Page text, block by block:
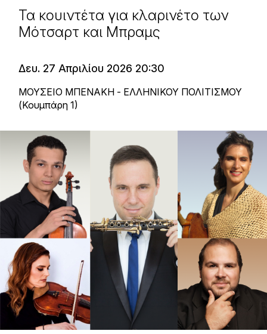
Τα κουιντέτα για κλαρινέτο των
Μότσαρτ και Μπραμς
Δευ. 27 Απριλίου 2026 20:30
ΜΟΥΣΕΙΟ ΜΠΕΝΑΚΗ - ΕΛΛΗΝΙΚΟΥ ΠΟΛΙΤΙΣΜΟΥ
(Κουμπάρη 1)